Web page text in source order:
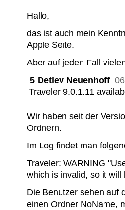
Hallo,
das ist auch mein
Apple Seite.
Aber auf jeden Fall
5 Detlev Neuenhoff
Traveler 9.0.1.11
Wir haben seit der
Ordnern.
Im Log findet man
Traveler: WARNING
which is invalid, so it will
Die Benutzer sehen auf
einen Ordner NoName,